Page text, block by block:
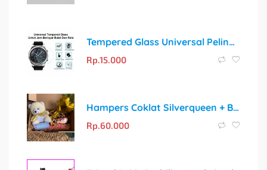
Tempered Glass Universal Pelindung Layar Smartwatch Bulat Anti Gores
Rp.15.000
Hampers Coklat Silverqueen + Boneka/Botol untuk Setiap Momen Spesial
Rp.60.000